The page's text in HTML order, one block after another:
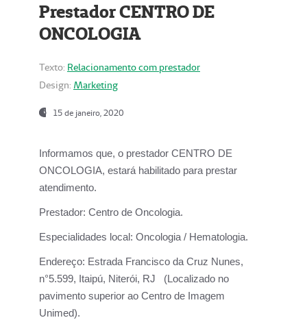
Prestador CENTRO DE
ONCOLOGIA
Texto: Relacionamento com prestador
Design: Marketing
15 de janeiro, 2020
Informamos que, o prestador CENTRO DE
ONCOLOGIA, estará habilitado para prestar
atendimento.
Prestador: Centro de Oncologia.
Especialidades local: Oncologia / Hematologia.
Endereço: Estrada Francisco da Cruz Nunes,
n°5.599, Itaipú, Niterói, RJ (Localizado no
pavimento superior ao Centro de Imagem
Unimed).